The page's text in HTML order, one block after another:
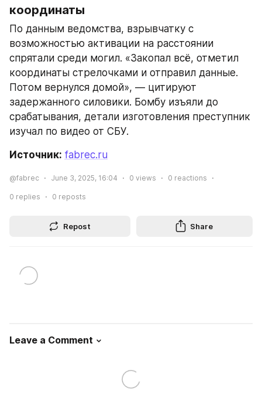
координаты
По данным ведомства, взрывчатку с
возможностью активации на расстоянии
спрятали среди могил. «Закопал всё, отметил
координаты стрелочками и отправил данные.
Потом вернулся домой», — цитируют
задержанного силовики. Бомбу изъяли до
срабатывания, детали изготовления преступник
изучал по видео от СБУ.
Источник: fabrec.ru
@fabrec June 3, 2025, 16:04 0 views 0 reactions
0 replies 0 reposts
Repost Share
Leave a Comment